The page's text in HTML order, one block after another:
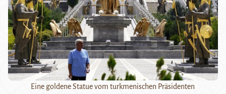
Eine goldene Statue vom turkmenischen Präsidenten